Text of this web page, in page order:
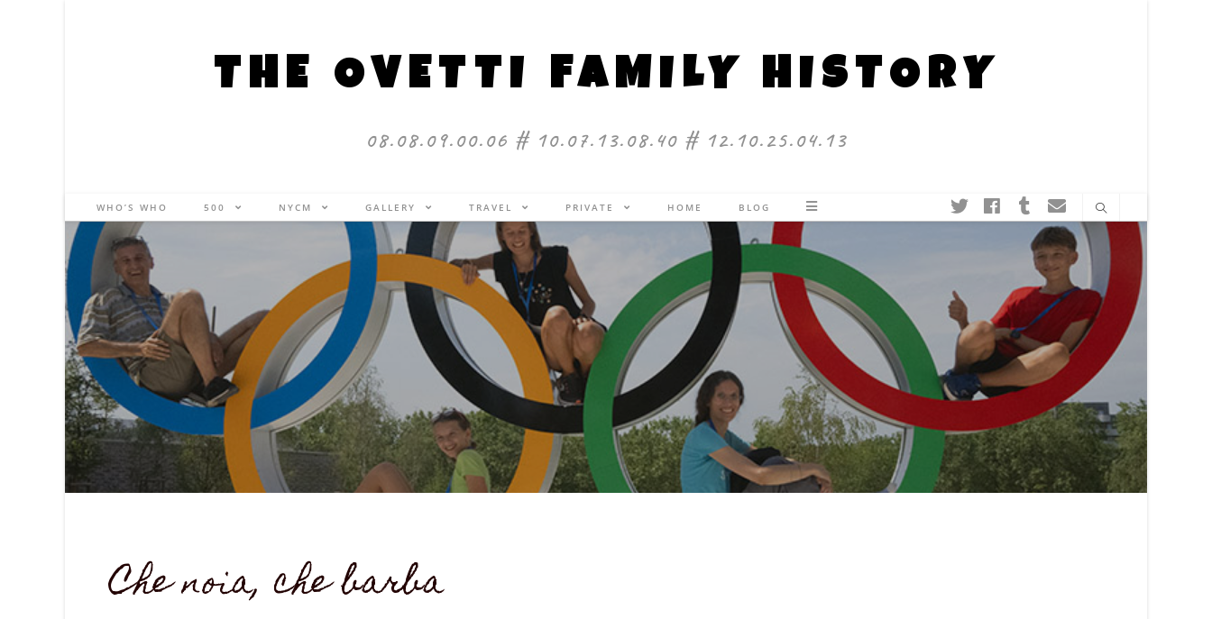
THE OVETTI FAMILY HISTORY
08.08.09.00.06 # 10.07.13.08.40 # 12.10.25.04.13
WHO’S WHO 500 NYCM GALLERY TRAVEL PRIVATE HOME BLOG
Che noia, che barba